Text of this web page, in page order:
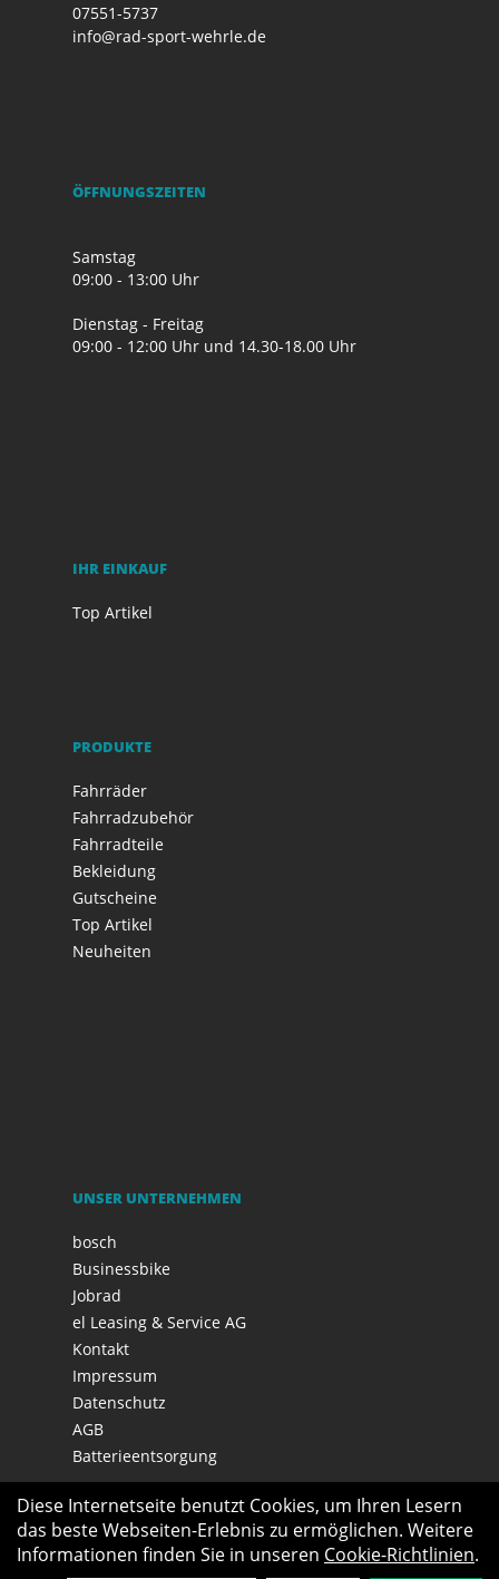
07551-5737
info@rad-sport-wehrle.de
ÖFFNUNGSZEITEN
Samstag
09:00 - 13:00 Uhr
Dienstag - Freitag
09:00 - 12:00 Uhr und 14.30-18.00 Uhr
IHR EINKAUF
Top Artikel
PRODUKTE
Fahrräder
Fahrradzubehör
Fahrradteile
Bekleidung
Gutscheine
Top Artikel
Neuheiten
UNSER UNTERNEHMEN
bosch
Businessbike
Jobrad
el Leasing & Service AG
Kontakt
Impressum
Datenschutz
AGB
Batterieentsorgung
Diese Internetseite benutzt Cookies, um Ihren Lesern
das beste Webseiten-Erlebnis zu ermöglichen. Weitere
Informationen finden Sie in unseren Cookie-Richtlinien.